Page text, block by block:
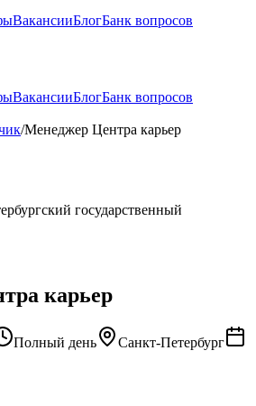
ВакансииБлогБанк вопросов
ВакансииБлогБанк вопросов
/Менеджер Центра карьер
государственный
карьер
Полный день
Санкт-Петербург